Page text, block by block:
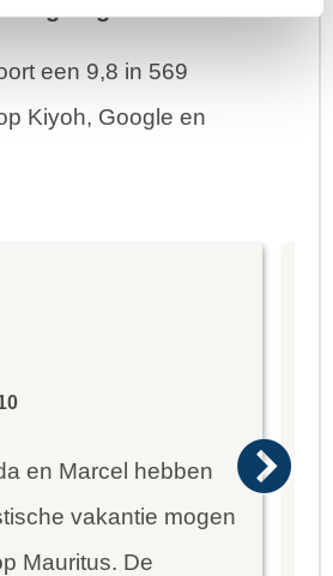
een 9,8 in 569
Kiyoh, Google en
en Marcel hebben
vakantie mogen
Mauritus. De